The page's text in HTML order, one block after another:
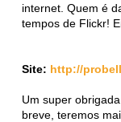
internet. Quem é
tempos de Flickr!
Site: http://
Um super
breve, teremos